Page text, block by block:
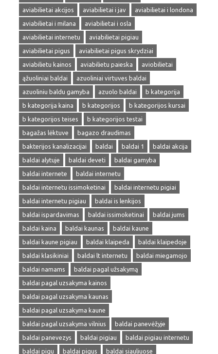
aviabilietai akcijos
aviabilietai i jav
aviabilietai i londona
aviabilietai i milana
aviabilietai i osla
aviabilietai internetu
aviabilietai pigiau
aviabilietai pigus
aviabilietai pigus skrydziai
aviabilietu kainos
aviabilietu paieska
aviobilietai
ąžuoliniai baldai
azuoliniai virtuves baldai
azuoliniu baldu gamyba
azuolo baldai
b kategorija
b kategorija kaina
b kategorijos
b kategorijos kursai
b kategorijos teises
b kategorijos testai
bagažas lėktuve
bagazo draudimas
bakterijos kanalizacijai
baldai baldai 1
baldai akcija
baldai alytuje
baldai deveti
baldai gamyba
baldai internete
baldai internetu
baldai internetu issimoketinai
baldai internetu pigiai
baldai internetu pigiau
baldai is lenkijos
baldai ispardavimas
baldai issimoketinai
baldai jums
baldai kaina
baldai kaunas
baldai kaune
baldai kaune pigiau
baldai klaipeda
baldai klaipedoje
baldai klasikiniai
baldai lt internetu
baldai miegamojo
baldai namams
baldai pagal užsakymą
baldai pagal uzsakyma kainos
baldai pagal uzsakyma kaunas
baldai pagal uzsakyma kaune
baldai pagal uzsakyma vilnius
baldai panevėžyje
baldai panevezys
baldai pigiau
baldai pigiau internetu
baldai pigu
baldai pigus baldai siauliuose